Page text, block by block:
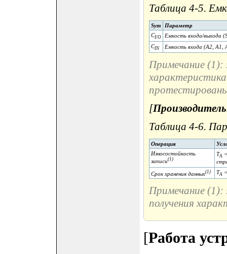
Таблица 4-5.
Sym
Параметр
CI/O
Емкость входа/выхода
CIN Емкость входа (A2, A1,
Примечание
[
Таблица 4-6.
Операция
Износостойкость
записи(1)
TA
Срок хранения данных(1) TA
Примечание (1):
получения
[Работа